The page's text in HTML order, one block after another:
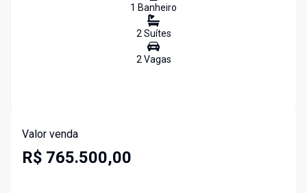
1 Banheiro
2Suítes
2Vagas
Valor venda
R$ 765.500,00